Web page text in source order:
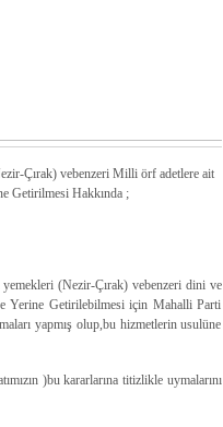
Çırak) vebenzeri Milli örf adetlere ait
Getirilmesi Hakkında ;
(Nezir-Çırak) vebenzeri dini ve
Yerine Getirilebilmesi için Mahalli Parti
yapmış olup,bu hizmetlerin usulüne
)bu kararlarına titizlikle uymalarını